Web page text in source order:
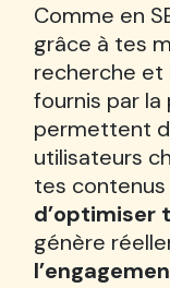
Comme en
grâce à tes
recherche et
fournis par
permettent
utilisateurs
tes
d’optimiser
génère